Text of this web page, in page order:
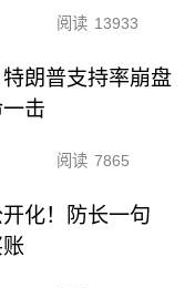
阅读 13933
朗普支持率崩盘
击
阅读 7865
化！防长一句